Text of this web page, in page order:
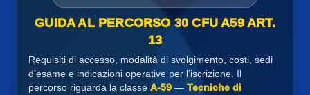
GUIDA AL PERCORSO 30 CFU A59 ART.
13
Requisiti di accesso, modalità di svolgimento, costi, sedi
d’esame e indicazioni operative per l’iscrizione. Il
percorso riguarda la classe A-59 — Tecniche di